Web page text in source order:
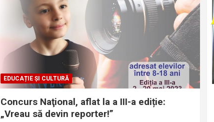
EDUCAȚIE ȘI CULTURĂ
Concurs Naţional, aflat la a III-a ediție:
„Vreau să devin reporter!”